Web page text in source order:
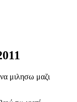
μιλησω μαζι